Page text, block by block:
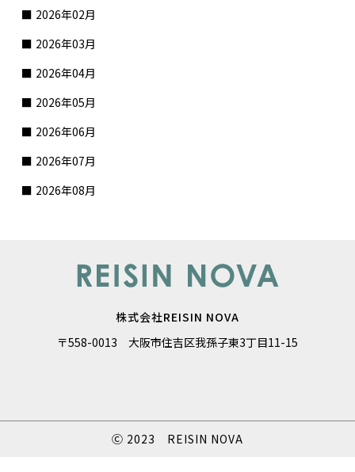
2026年02月
2026年03月
2026年04月
2026年05月
2026年06月
2026年07月
2026年08月
株式会社REISIN NOVA
〒558-0013 大阪市住吉区我孫子東3丁目11-15
Ⓒ 2023 REISIN NOVA